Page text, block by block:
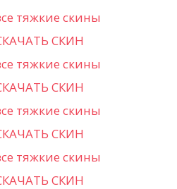
СКИН
СКИН
СКИН
СКИН